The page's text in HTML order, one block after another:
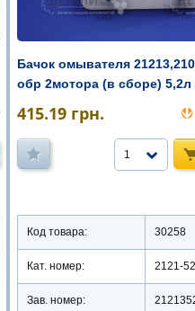
Бачок омывателя
обр 2мотора (в сборе) 5,2л
415.19 грн.
1
Код товара: 30258
Кат. номер: 2121-
Зав. номер: